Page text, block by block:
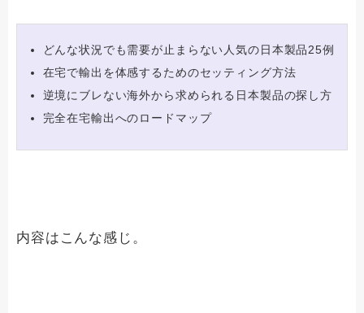
どんな状況でも需要が止まらない人気の日本製品25例
在宅で輸出を体感するためのセッティング方法
逆境にブレない海外から求められる日本製品の探し方
完全在宅輸出へのロードマップ
内容はこんな感じ。